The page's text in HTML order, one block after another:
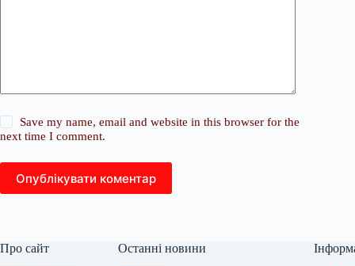
Save my name, email and website in this browser for the
next time I comment.
Опублікувати коментар
Про сайт Останні новини